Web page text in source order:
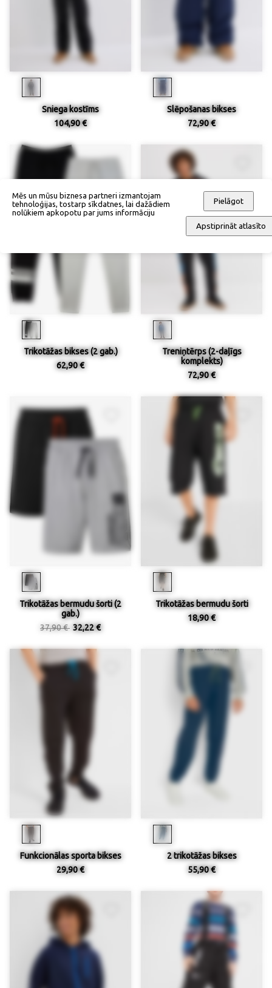
Sniega kostīms
104,90 €
Slēpošanas bikses
72,90 €
Trikotāžas bikses (2 gab.)
62,90 €
Treniņtērps (2-daļīgs
komplekts)
72,90 €
Trikotāžas bermudu šorti (2
gab.)
37,90 € 32,22 €
Trikotāžas bermudu šorti
18,90 €
Funkcionālas sporta bikses
29,90 €
2 trikotāžas bikses
55,90 €
Mēs un mūsu biznesa partneri izmantojam
tehnoloģijas, tostarp sīkdatnes, lai dažādiem
nolūkiem apkopotu par jums informāciju
Pielāgot
Apstiprināt atlasīto